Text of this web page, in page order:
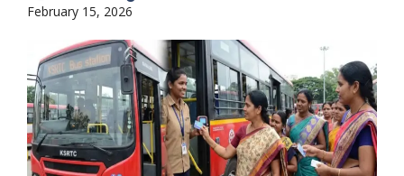
February 15, 2026